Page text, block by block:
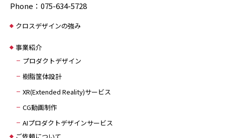
Phone：075-634-5728
クロスデザインの強み
事業紹介
プロダクトデザイン
樹脂筐体設計
XR(Extended Reality)サービス
CG動画制作
AIプロダクトデザインサービス